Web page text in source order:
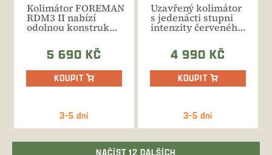
3-5 dní
Kolimátor FOREMAN
RDM3 II nabízí
odolnou konstrukci,
5 690 KČ
KOUPIT
3-5 dní
Uzavřený kolimátor
s jedenácti stupni
intenzity červeného
bodu. Voděodolná...
4 990 KČ
KOUPIT
NAČÍST 12 DALŠÍCH